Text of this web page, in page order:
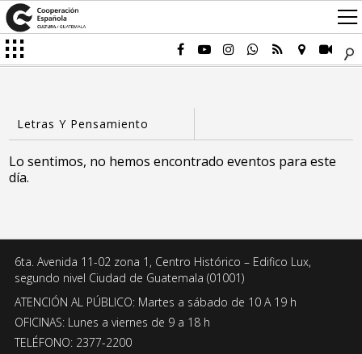
Lo sentimos, no hemos encontrado eventos para este
día.
6ta. Avenida 11-02 zona 1, Centro Histórico – Edifico Lux,
segundo nivel Ciudad de Guatemala (01001)
ATENCIÓN AL PÚBLICO: Martes a sábado de 10 A 19 h
OFICINAS: Lunes a viernes de 9 a 18 h
TELÉFONO: 2377-2200